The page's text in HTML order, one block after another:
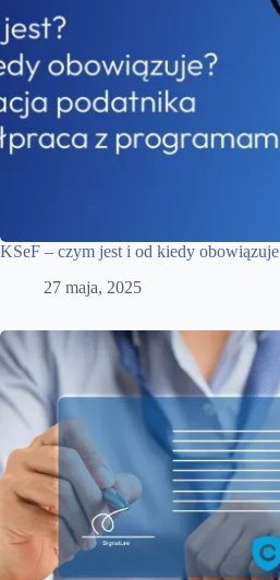
KSeF – czym jest i od kiedy obowiązuje
27 maja, 2025